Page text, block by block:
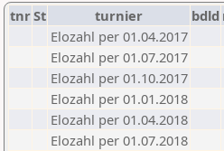
tnrSt turnier bdld
Elozahl per 01.04.2017
Elozahl per 01.07.2017
Elozahl per 01.10.2017
Elozahl per 01.01.2018
Elozahl per 01.04.2018
Elozahl per 01.07.2018